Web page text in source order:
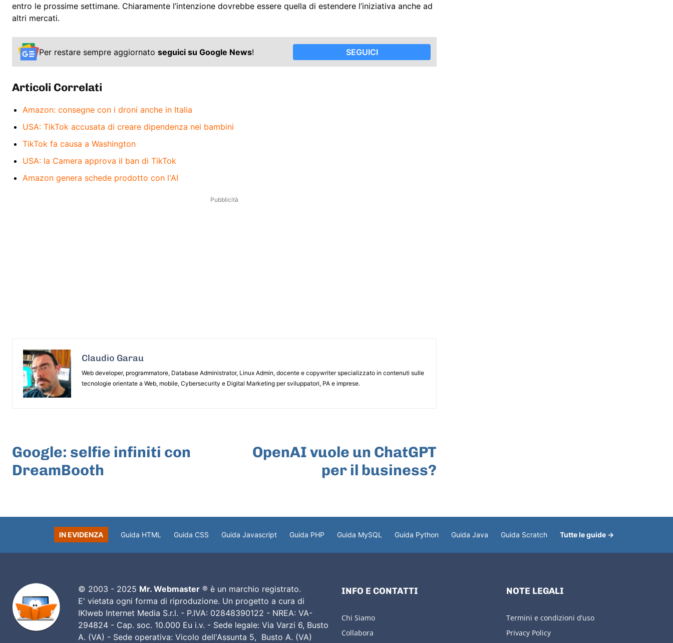
entro le prossime settimane. Chiaramente l’intenzione dovrebbe essere quella di estendere l’iniziativa anche ad
altri mercati.
Per restare sempre aggiornato seguici su Google News! SEGUICI
Articoli Correlati
Amazon: consegne con i droni anche in Italia
USA: TikTok accusata di creare dipendenza nei bambini
TikTok fa causa a Washington
USA: la Camera approva il ban di TikTok
Amazon genera schede prodotto con l'AI
Pubblicità
Claudio Garau
Web developer, programmatore, Database Administrator, Linux Admin, docente e copywriter specializzato in contenuti sulle
tecnologie orientate a Web, mobile, Cybersecurity e Digital Marketing per sviluppatori, PA e imprese.
Google: selfie infiniti con
DreamBooth
OpenAI vuole un ChatGPT
per il business?
IN EVIDENZA Guida HTML Guida CSS Guida Javascript Guida PHP Guida MySQL Guida Python Guida Java Guida Scratch Tutte le guide →
© 2003 - 2025 Mr. Webmaster® è un marchio registrato.
E' vietata ogni forma di riproduzione. Un progetto a cura di
IKIweb Internet Media S.r.l. - P.IVA: 02848390122 - NREA: VA-
294824 - Cap. soc. 10.000 Eu i.v. - Sede legale: Via Varzi 6, Busto
A. (VA) - Sede operativa: Vicolo dell'Assunta 5, Busto A. (VA)
INFO E CONTATTI
Chi Siamo
Collabora
NOTE LEGALI
Termini e condizioni d’uso
Privacy Policy